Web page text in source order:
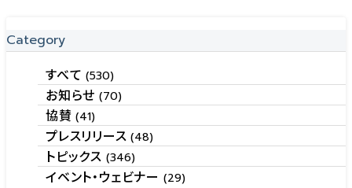
Category
すべて(530)
お知らせ (70)
協賛(41)
プレスリリース(48)
トピックス (346)
イベント・ウェビナー (29)